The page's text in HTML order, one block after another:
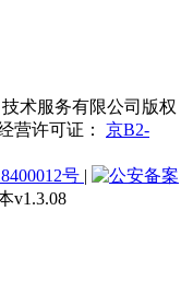
术服务有限公司版权
营许可证： 京B2-
号 |
v1.3.08